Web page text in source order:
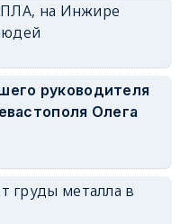
на Инжире
руководителя
Олега
груды металла в